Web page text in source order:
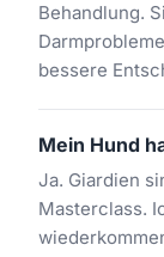
Behandlung.
bessere
Mein Hund
Ja. Giardien
Masterclass.